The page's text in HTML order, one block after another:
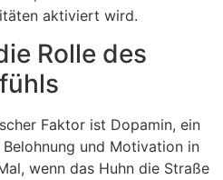
aktiviert wird.
Rolle des
Faktor ist Dopamin, ein
und Motivation in
wenn das Huhn die Straße